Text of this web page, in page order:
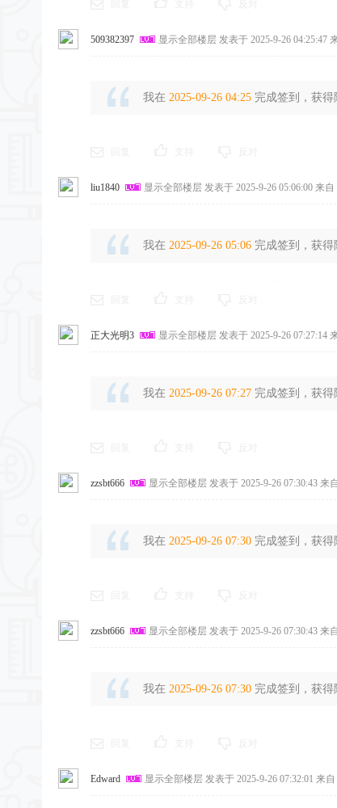
509382397 显示全部楼层 发表于 2025-9-26 04:25:47
我在 2025-09-26 04:25 完成签到，获得
liu1840 显示全部楼层 发表于 2025-9-26 05:06:00 来自
我在 2025-09-26 05:06 完成签到，获得
正大光明3 显示全部楼层 发表于 2025-9-26 07:27:14
我在 2025-09-26 07:27 完成签到，获得
zzsbt666 显示全部楼层 发表于 2025-9-26 07:30:43 来
我在 2025-09-26 07:30 完成签到，获得
zzsbt666 显示全部楼层 发表于 2025-9-26 07:30:43 来
我在 2025-09-26 07:30 完成签到，获得
Edward 显示全部楼层 发表于 2025-9-26 07:32:01 来